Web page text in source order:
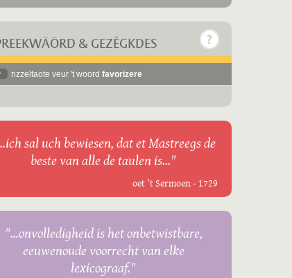
& GEZÈGKDES
rizzeltaote veur 't woord favorizere
sal uch bewiesen, dat et Mastreegs de
beste van alle de taulen is..."
oet 't Sermoen - 1729
"...onvolledigheid is het onbetwistbare,
eeuwenoude voorrecht van elke
lexicograaf."